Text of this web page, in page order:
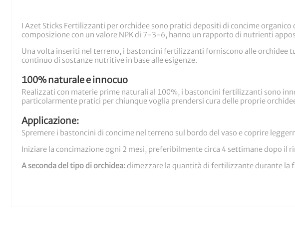
I Azet Sticks Fertilizzanti per orchidee sono pratici depositi di concime
composizione con un valore NPK di 7-3-6, hanno un rapporto di nutrienti
Una volta inseriti nel terreno, i bastoncini fertilizzanti forniscono alle
continuo di sostanze nutritive in base alle esigenze.
100% naturale e innocuo
Realizzati con materie prime naturali al 100%, i bastoncini fertilizzanti sono
particolarmente pratici per chiunque voglia prendersi cura delle proprie
Applicazione:
Spremere i bastoncini di concime nel terreno sul bordo del vaso e coprire
Iniziare la concimazione ogni 2 mesi, preferibilmente circa 4 settimane dopo il
A seconda del tipo di orchidea:dimezzare la quantità di fertilizzante durante la